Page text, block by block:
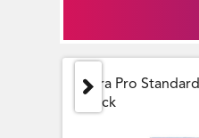
Ultra Pro
Stück